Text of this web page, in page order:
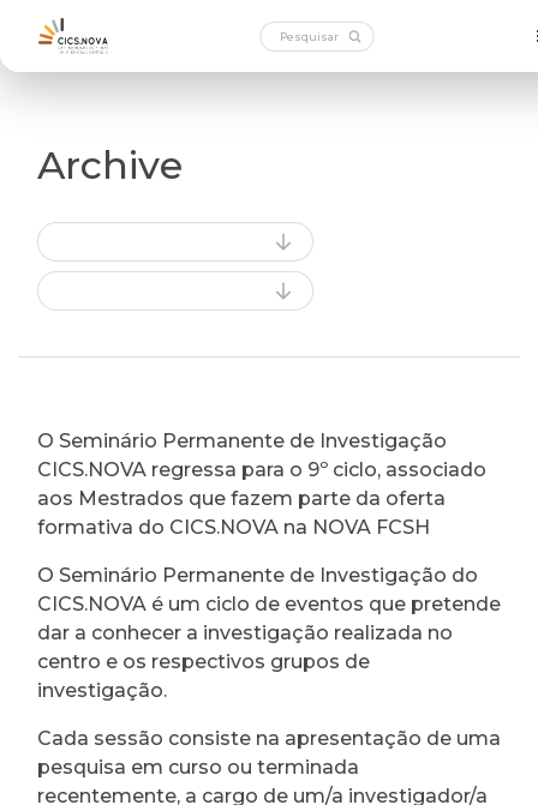
Archive
O Seminário Permanente de Investigação
CICS.NOVA regressa para o 9º ciclo, associado
aos Mestrados que fazem parte da oferta
formativa do CICS.NOVA na NOVA FCSH
O Seminário Permanente de Investigação do
CICS.NOVA é um ciclo de eventos que pretende
dar a conhecer a investigação realizada no
centro e os respectivos grupos de
investigação.
Cada sessão consiste na apresentação de uma
pesquisa em curso ou terminada
recentemente, a cargo de um/a investigador/a